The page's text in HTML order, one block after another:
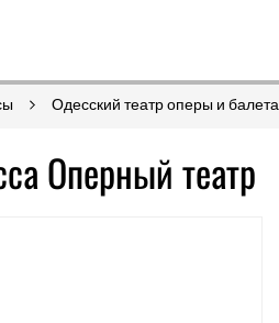
Одесский театр оперы и балета
Оперный театр